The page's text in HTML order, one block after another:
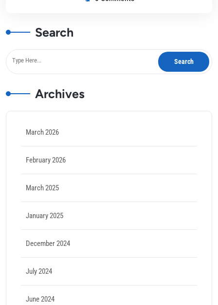
Search
Archives
March 2026
February 2026
March 2025
January 2025
December 2024
July 2024
June 2024